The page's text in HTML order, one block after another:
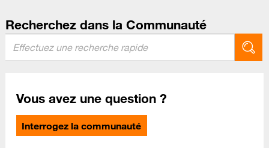
Recherchez dans la Communauté
Vous avez une question ?
Interrogez la communauté